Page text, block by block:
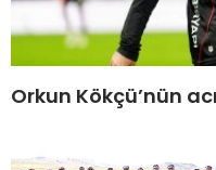
Orkun Kökçü’nün